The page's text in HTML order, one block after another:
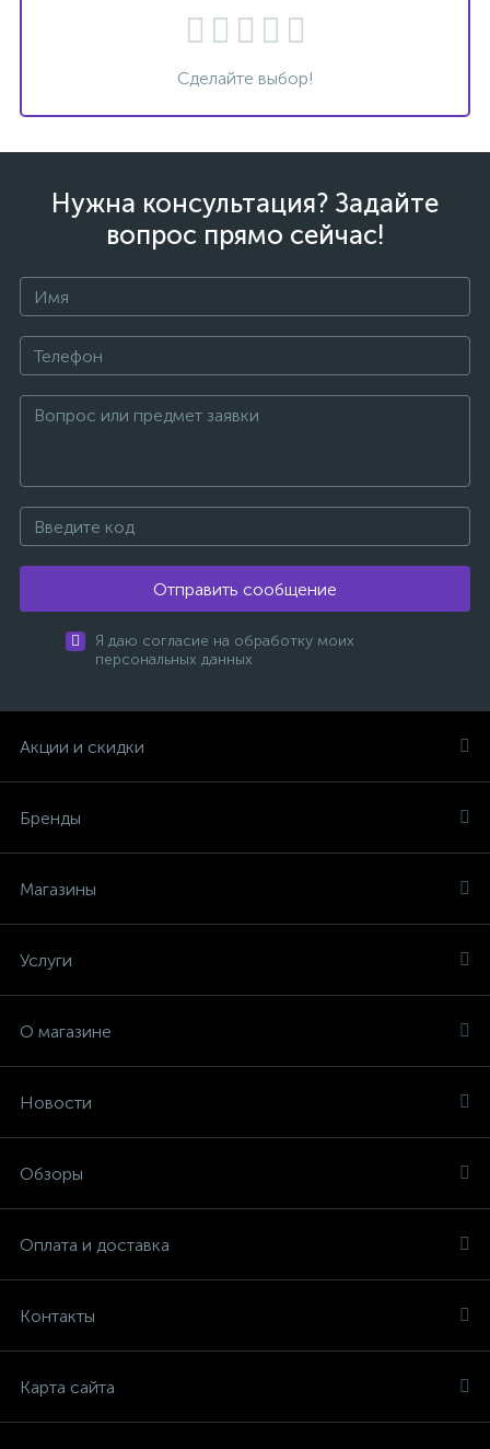
Сделайте выбор!
Нужна консультация? Задайте
вопрос прямо сейчас!
Отправить сообщение
Я даю согласие на обработку моих
персональных данных
Акции и скидки
Бренды
Магазины
Услуги
О магазине
Новости
Обзоры
Оплата и доставка
Контакты
Карта сайта